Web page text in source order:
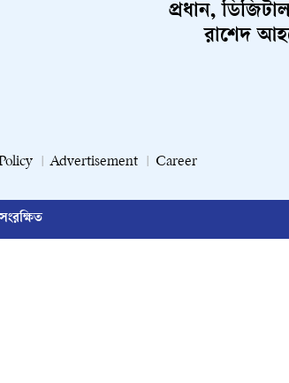
প্রধান,
রাশেদ
Advertisement Career